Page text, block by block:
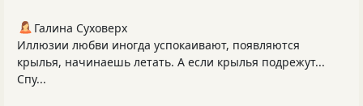
Галина Суховерх
Иллюзии любви иногда успокаивают, появляются
крылья, начинаешь летать. А если крылья подрежут...
Спу...